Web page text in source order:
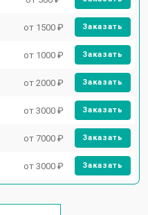
от 1500 ₽ Заказать
от 1000 ₽ Заказать
от 2000 ₽ Заказать
от 3000 ₽ Заказать
от 7000 ₽ Заказать
от 3000 ₽ Заказать